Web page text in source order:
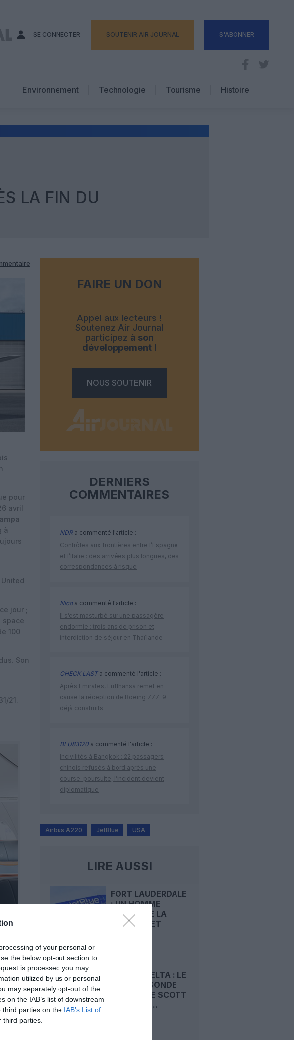
of your personal or
the below opt-out section to
is processed you may
utilized by us or personal
may separately opt-out of the
on the IAB’s list of downstream
third parties on the IAB’s List of
parties.
SE CONNECTER SOUTENIR AIR JOURNAL S'ABONNER
Environnement Technologie
Tourisme
Hôtellerie
Histoire
LA FIN DU
pour
avril
à
jour ;
space
100
Son
21.
FAIRE UN DON
Appel aux lecteurs !
Soutenez Air Journal
participez à son
développement !
NOUS SOUTENIR
DERNIERS
COMMENTAIRES
NDRa commenté l'article :
Contrôles aux frontières entre l’Espagne
et l’Italie : des arrivées plus longues, des
correspondances à risque
Nicoa commenté l'article :
Il s’est masturbé sur une passagère
endormie : trois ans de prison et
interdiction de séjour en Thaïlande
CHECK LASTa commenté l'article :
Après Emirates, Lufthansa remet en
cause la réception de Boeing 777-9
déjà construits
BLU83120 a commenté l'article :
Incivilités à Bangkok : 22 passagers
chinois refusés à bord après une
course-poursuite, l’incident devient
diplomatique
Airbus A220 JetBlue USA
LIRE AUSSI
FORT LAUDERDALE
: UN HOMME
ESCALADE LA
CLÔTURE ET
UNITED-DELTA : LE
COUP DE SONDE
SECRET DE SCOTT
KIRBY QUI...